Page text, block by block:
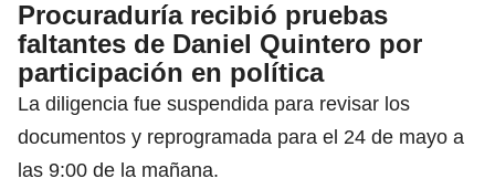
Procuraduría recibió pruebas
faltantes de Daniel Quintero por
participación en política
La diligencia fue suspendida para revisar los
documentos y reprogramada para el 24 de mayo a
las 9:00 de la mañana.